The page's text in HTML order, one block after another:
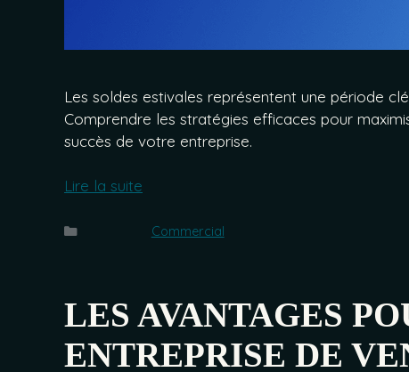
Les soldes estivales représentent une période
Comprendre les stratégies efficaces pour
succès de votre entreprise.
Lire la suite
Commercial
LES AVANTAGES
ENTREPRISE DE